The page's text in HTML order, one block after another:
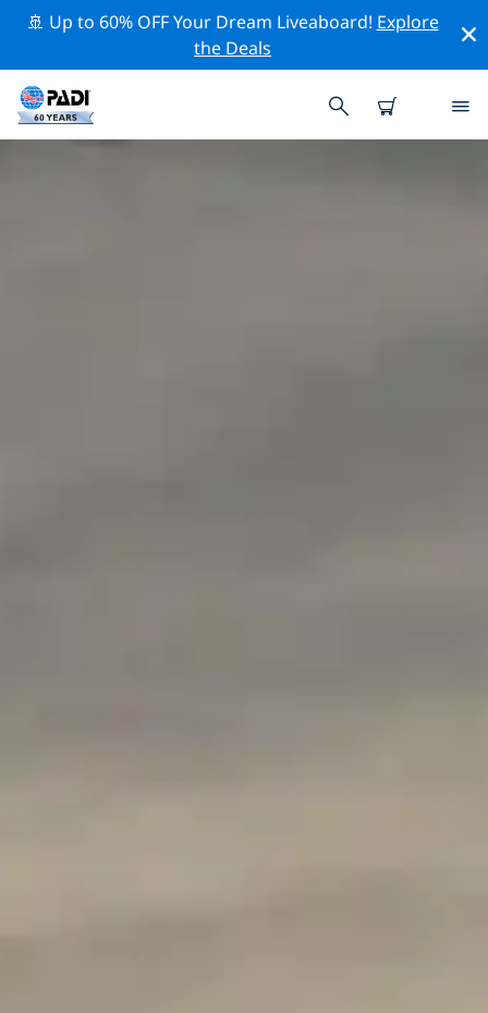
🚢 Up to 60% OFF Your Dream Liveaboard! Explore
the Deals